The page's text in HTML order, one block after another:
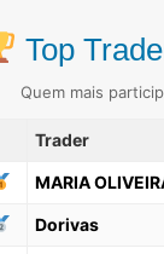
Top
Quem mais
Trader
MARIA
Dorivas